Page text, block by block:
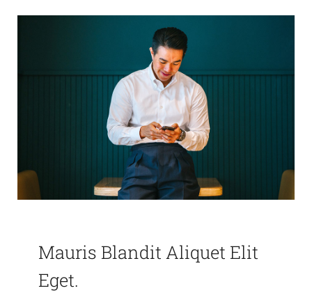
Mauris Blandit Aliquet Elit
Eget.